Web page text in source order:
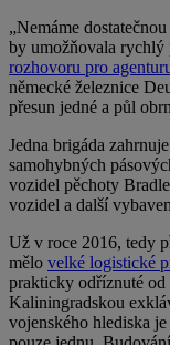
„Nemáme
by umožňovala
rozhovoru pro
německé železnice
přesun jedné a půl
Jedna brigáda
samohybných
vozidel pěchoty
vozidel a další
Už v roce 2016, tedy
mělo velké logistické
prakticky odříznuté
Kaliningradskou
vojenského hlediska